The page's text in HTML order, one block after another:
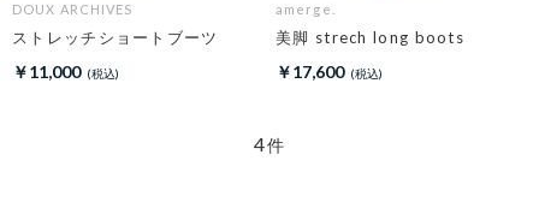
DOUX ARCHIVES
ストレッチショートブーツ
￥11,000
amerge.
美脚 strech long boots
￥17,600
4件